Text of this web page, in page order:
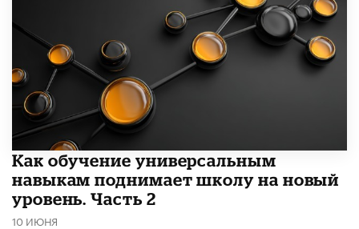
​Как обучение универсальным
навыкам поднимает школу на новый
уровень. Часть 2
10 ИЮНЯ